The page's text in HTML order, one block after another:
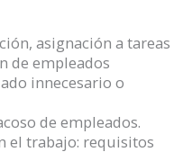
asignación a tareas
de empleados
innecesario o
de empleados.
el trabajo: requisitos